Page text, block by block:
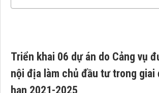
Triển khai 06 dự án do Cảng vụ
nội địa làm chủ đầu tư trong giai
hạn 2021-2025